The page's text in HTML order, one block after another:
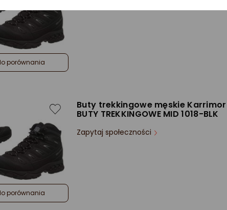
porównania
porównania
Buty trekkingowe męskie Karrimor
BUTY TREKKINGOWE MID 1018-BLK
Zapytaj społeczności